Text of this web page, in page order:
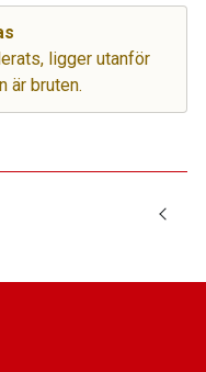
ligger utanför
är bruten.